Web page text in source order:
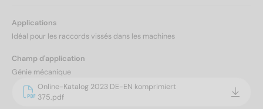
Applications
Idéal pour les raccords vissés dans les machines
Champ d'application
Génie mécanique
Online-Katalog 2023 DE-EN komprimiert
375.pdf